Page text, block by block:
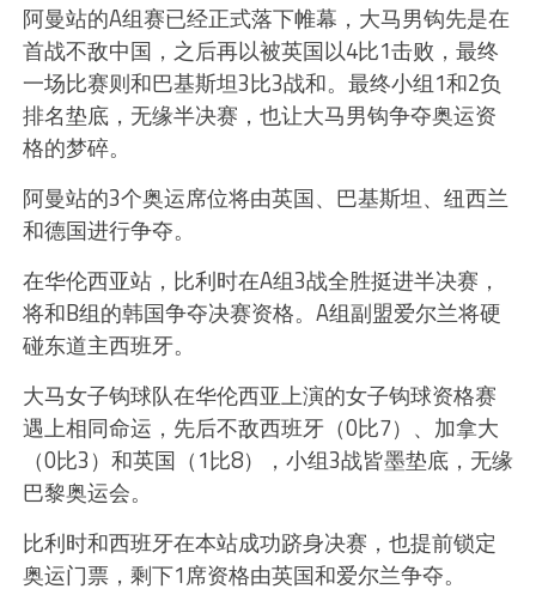
阿曼站的A组赛已经正式落下帷幕，大马男钩先是在
首战不敌中国，之后再以被英国以4比1击败，最终
一场比赛则和巴基斯坦3比3战和。最终小组1和2负
排名垫底，无缘半决赛，也让大马男钩争夺奥运资
格的梦碎。
阿曼站的3个奥运席位将由英国、巴基斯坦、纽西兰
和德国进行争夺。
在华伦西亚站，比利时在A组3战全胜挺进半决赛，
将和B组的韩国争夺决赛资格。A组副盟爱尔兰将硬
碰东道主西班牙。
大马女子钩球队在华伦西亚上演的女子钩球资格赛
遇上相同命运，先后不敌西班牙（0比7）、加拿大
（0比3）和英国（1比8），小组3战皆墨垫底，无缘
巴黎奥运会。
比利时和西班牙在本站成功跻身决赛，也提前锁定
奥运门票，剩下1席资格由英国和爱尔兰争夺。